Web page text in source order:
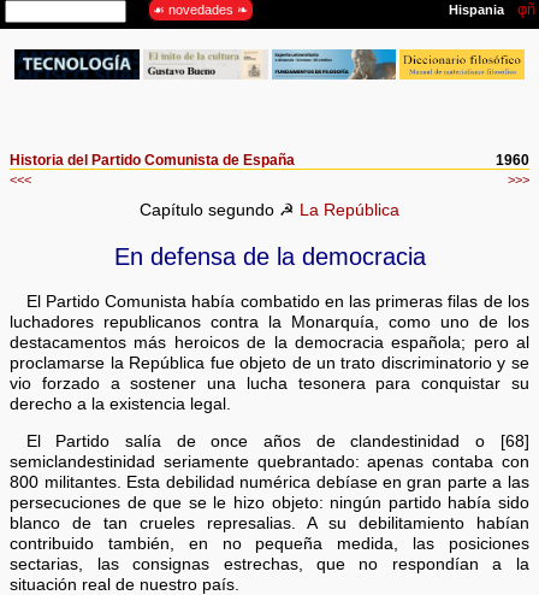
Historia del Partido Comunista de España 1960
<<< >>>
Capítulo segundo ☭ La República
En defensa de la democracia
El Partido Comunista había combatido en las primeras filas de los
luchadores republicanos contra la Monarquía, como uno de los
destacamentos más heroicos de la democracia española; pero al
proclamarse la República fue objeto de un trato discriminatorio y se
vio forzado a sostener una lucha tesonera para conquistar su
derecho a la existencia legal.
El Partido salía de once años de clandestinidad o [68]
semiclandestinidad seriamente quebrantado: apenas contaba con
800 militantes. Esta debilidad numérica debíase en gran parte a las
persecuciones de que se le hizo objeto: ningún partido había sido
blanco de tan crueles represalias. A su debilitamiento habían
contribuido también, en no pequeña medida, las posiciones
sectarias, las consignas estrechas, que no respondían a la
situación real de nuestro país.